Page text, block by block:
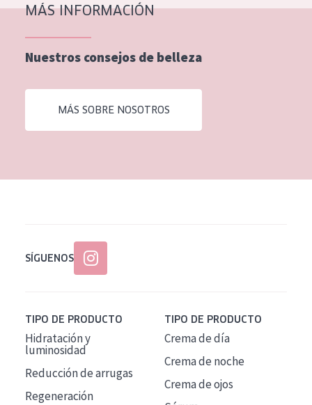
Piel normal y seca
Piel mixata o grasa
Piel madura
Piel expuesta al sol
Piel menopáusica
Todas las edades
MÁS INFORMACIÓN
Nuestros consejos de belleza
MÁS SOBRE NOSOTROS
SÍGUENOS
TIPO DE PRODUCTO
Hidratación y
luminosidad
Reducción de arrugas
Regeneración
TIPO DE PRODUCTO
Crema de día
Crema de noche
Crema de ojos